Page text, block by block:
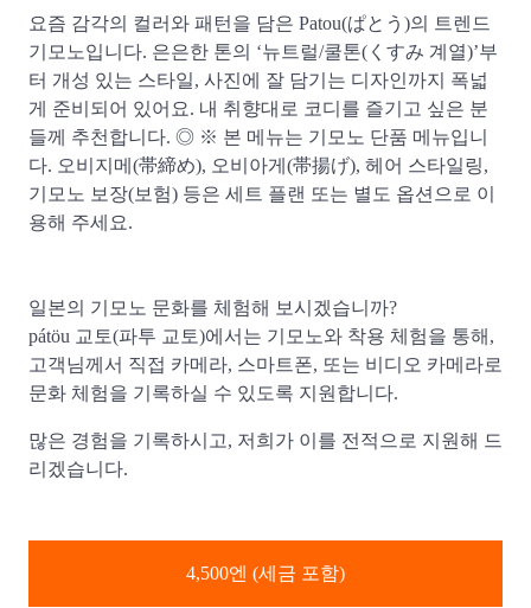
요즘 감각의 컬러와 패턴을 담은 Patou(ぱとう)의 트렌드
기모노입니다. 은은한 톤의 ‘뉴트럴/쿨톤(くすみ 계열)’부
터 개성 있는 스타일, 사진에 잘 담기는 디자인까지 폭넓
게 준비되어 있어요. 내 취향대로 코디를 즐기고 싶은 분
들께 추천합니다. ◎ ※ 본 메뉴는 기모노 단품 메뉴입니
다. 오비지메(帯締め), 오비아게(帯揚げ), 헤어 스타일링,
기모노 보장(보험) 등은 세트 플랜 또는 별도 옵션으로 이
용해 주세요.
일본의 기모노 문화를 체험해 보시겠습니까?
pátöu 교토(파투 교토)에서는 기모노와 착용 체험을 통해,
고객님께서 직접 카메라, 스마트폰, 또는 비디오 카메라로
문화 체험을 기록하실 수 있도록 지원합니다.
많은 경험을 기록하시고, 저희가 이를 전적으로 지원해 드
리겠습니다.
4,500엔 (세금 포함)